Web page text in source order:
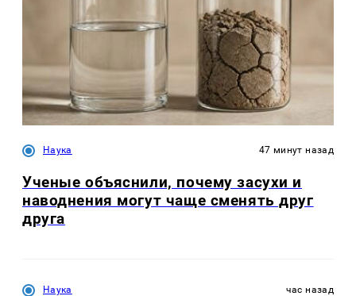
Наука 47 минут назад
Ученые объяснили, почему засухи и
наводнения могут чаще сменять друг
друга
Наука час назад